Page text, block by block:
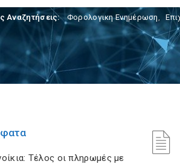
Αναζητήσεις: Φορολογικη Ενημέρωση,
Τέλος οι πληρωμές με